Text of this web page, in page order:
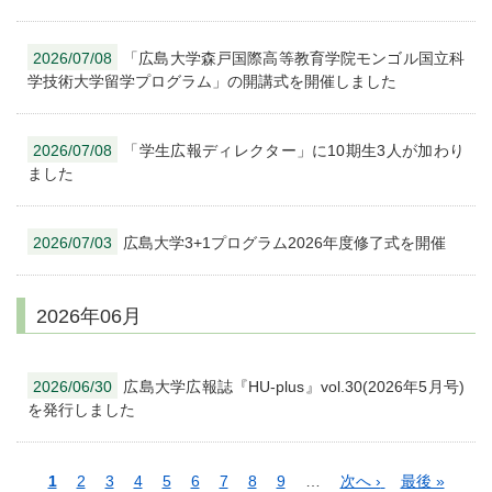
2026/07/08
「広島大学森戸国際高等教育学院モンゴル国立科
学技術大学留学プログラム」の開講式を開催しました
2026/07/08
「学生広報ディレクター」に10期生3人が加わり
ました
2026/07/03 広島大学3+1プログラム2026年度修了式を開催
2026年06月
2026/06/30
広島大学広報誌『HU-plus』vol.30(2026年5月号)
を発行しました
カ
1
ペ
2
ペ
3
ペ
4
ペ
5
ペ
6
ペ
7
ペ
8
ペ
9
次
次へ ›
最
最後 »